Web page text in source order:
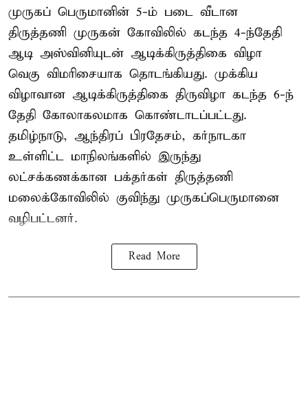
முருகப் பெருமானின் 5-ம் படை வீடான
திருத்தணி முருகன் கோவிலில் கடந்த 4-ந்தேதி
ஆடி அஸ்வினியுடன் ஆடிக்கிருத்திகை விழா
வெகு விமரிசையாக தொடங்கியது. முக்கிய
விழாவான ஆடிக்கிருத்திகை திருவிழா கடந்த 6-ந்
தேதி கோலாகலமாக கொண்டாடப்பட்டது.
தமிழ்நாடு, ஆந்திரப் பிரதேசம், கர்நாடகா
உள்ளிட்ட மாநிலங்களில் இருந்து
லட்சக்கணக்கான பக்தர்கள் திருத்தணி
மலைக்கோவிலில் குவிந்து முருகப்பெருமானை
வழிபட்டனர்.
Read More